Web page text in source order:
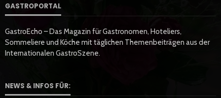
GASTROPORTAL
GastroEcho – Das Magazin für Gastronomen, Hoteliers,
Sommeliere und Köche mit täglichen Themenbeiträgen aus der
Internationalen GastroSzene.
NEWS & INFOS FÜR: